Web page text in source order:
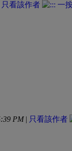
只看該作者
PM| 只看該作者